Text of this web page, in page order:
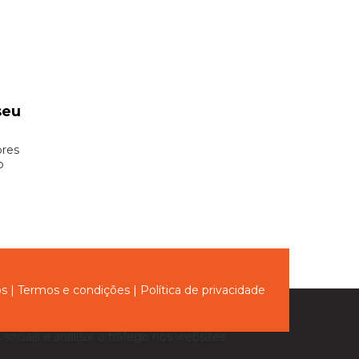
| Termos e condições | Política de privacidade
e analisar o tráfego nos websites.